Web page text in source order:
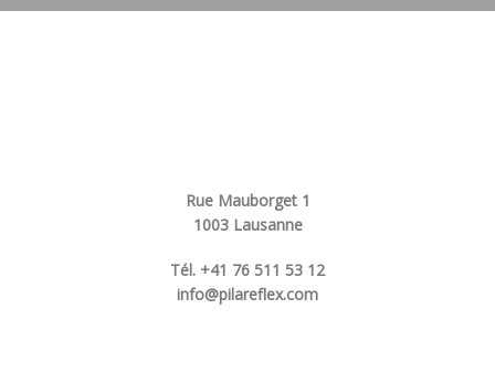
Rue Mauborget 1
1003 Lausanne
Tél. +41 76 511 53 12
info@pilareflex.com